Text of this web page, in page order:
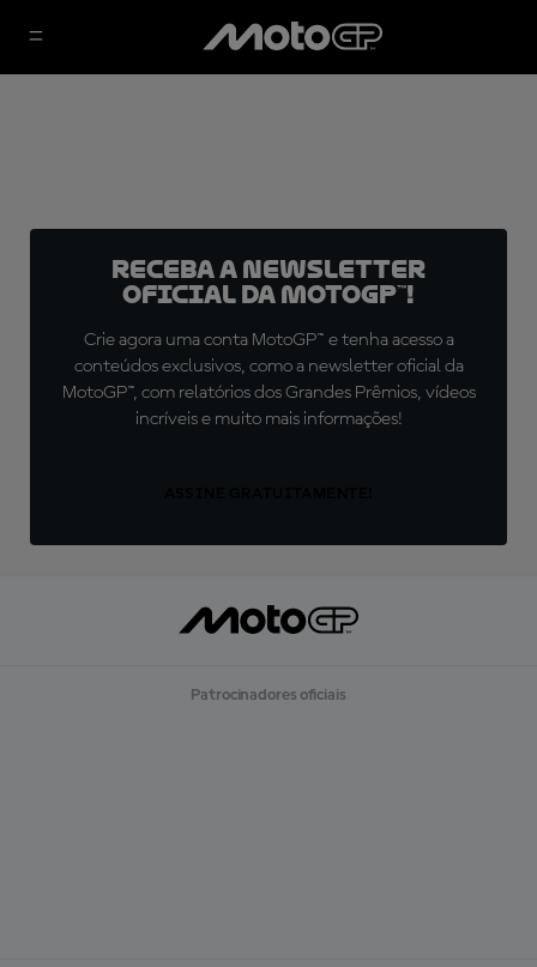
Receba a newsletter
oficial da MotoGP™!
Crie agora uma conta MotoGP™ e tenha acesso a
conteúdos exclusivos, como a newsletter oficial da
MotoGP™, com relatórios dos Grandes Prêmios, vídeos
incríveis e muito mais informações!
Patrocinadores oficiais